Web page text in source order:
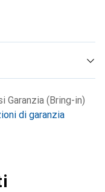
Garanzia (Bring-in)
di garanzia